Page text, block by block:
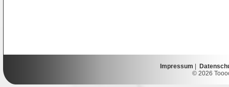
Impressum
© 2026